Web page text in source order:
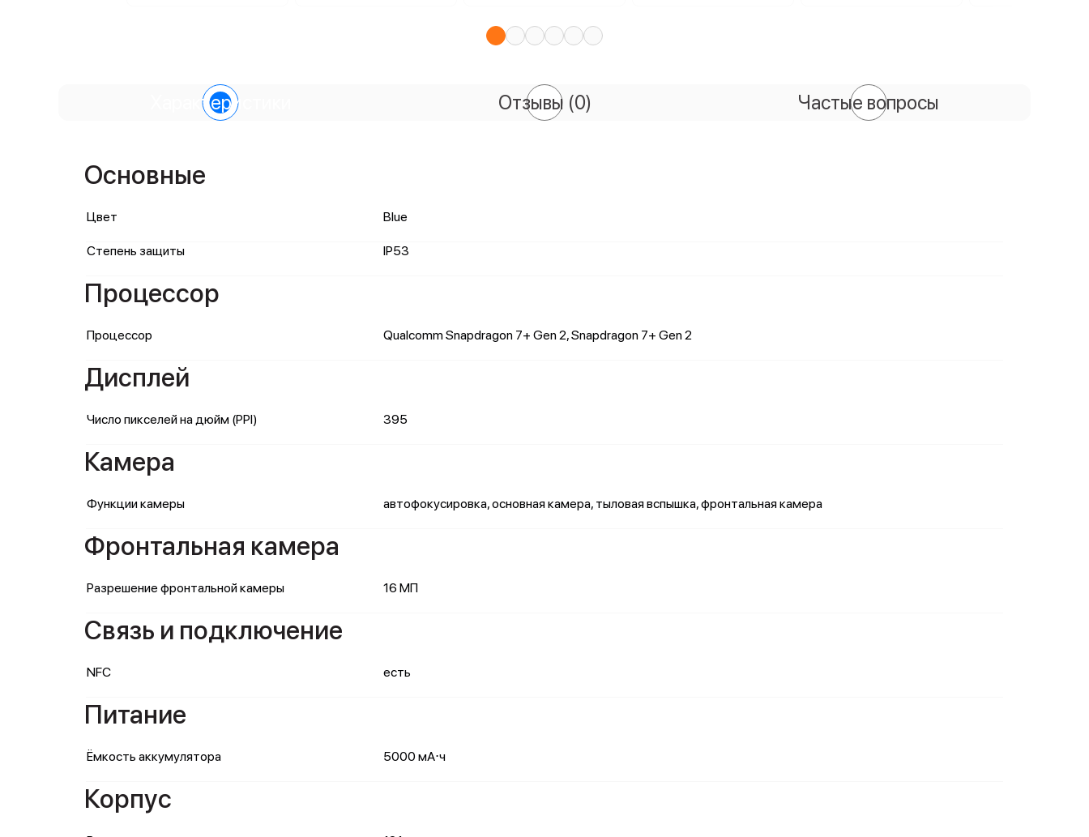
Характеристики Отзывы (0) Частые вопросы
Основные
Цвет Blue
Степень защиты IP53
Процессор
Процессор Qualcomm Snapdragon 7+ Gen 2, Snapdragon 7+ Gen 2
Дисплей
Число пикселей на дюйм (PPI) 395
Камера
Функции камеры автофокусировка, основная камера, тыловая вспышка, фронтальная камера
Фронтальная камера
Разрешение фронтальной камеры 16 МП
Связь и подключение
NFC есть
Питание
Ёмкость аккумулятора 5000 мА⋅ч
Корпус